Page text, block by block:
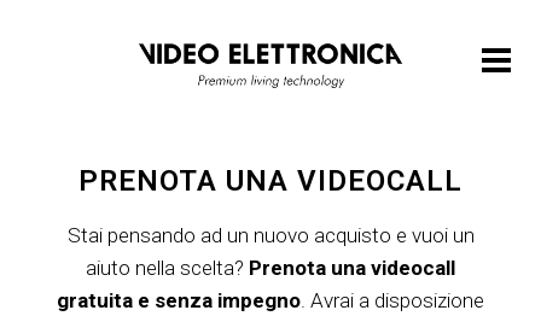
PRENOTA UNA VIDEOCALL
Stai pensando ad un nuovo acquisto e vuoi un
aiuto nella scelta? Prenota una videocall
gratuita e senza impegno. Avrai a disposizione